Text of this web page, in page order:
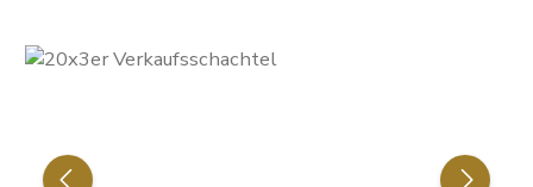
Bildergalerie überspringen